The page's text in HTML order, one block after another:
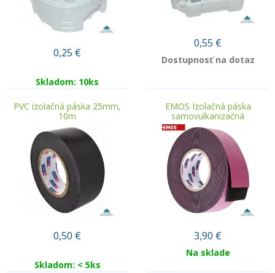
0,25 €
Skladom: 10ks
0,55 €
Dostupnosť na dotaz
PVC izolačná páska 25mm,
10m
0,50 €
Skladom: < 5ks
EMOS Izolačná páska
samovulkanizačná
3,90 €
Na sklade